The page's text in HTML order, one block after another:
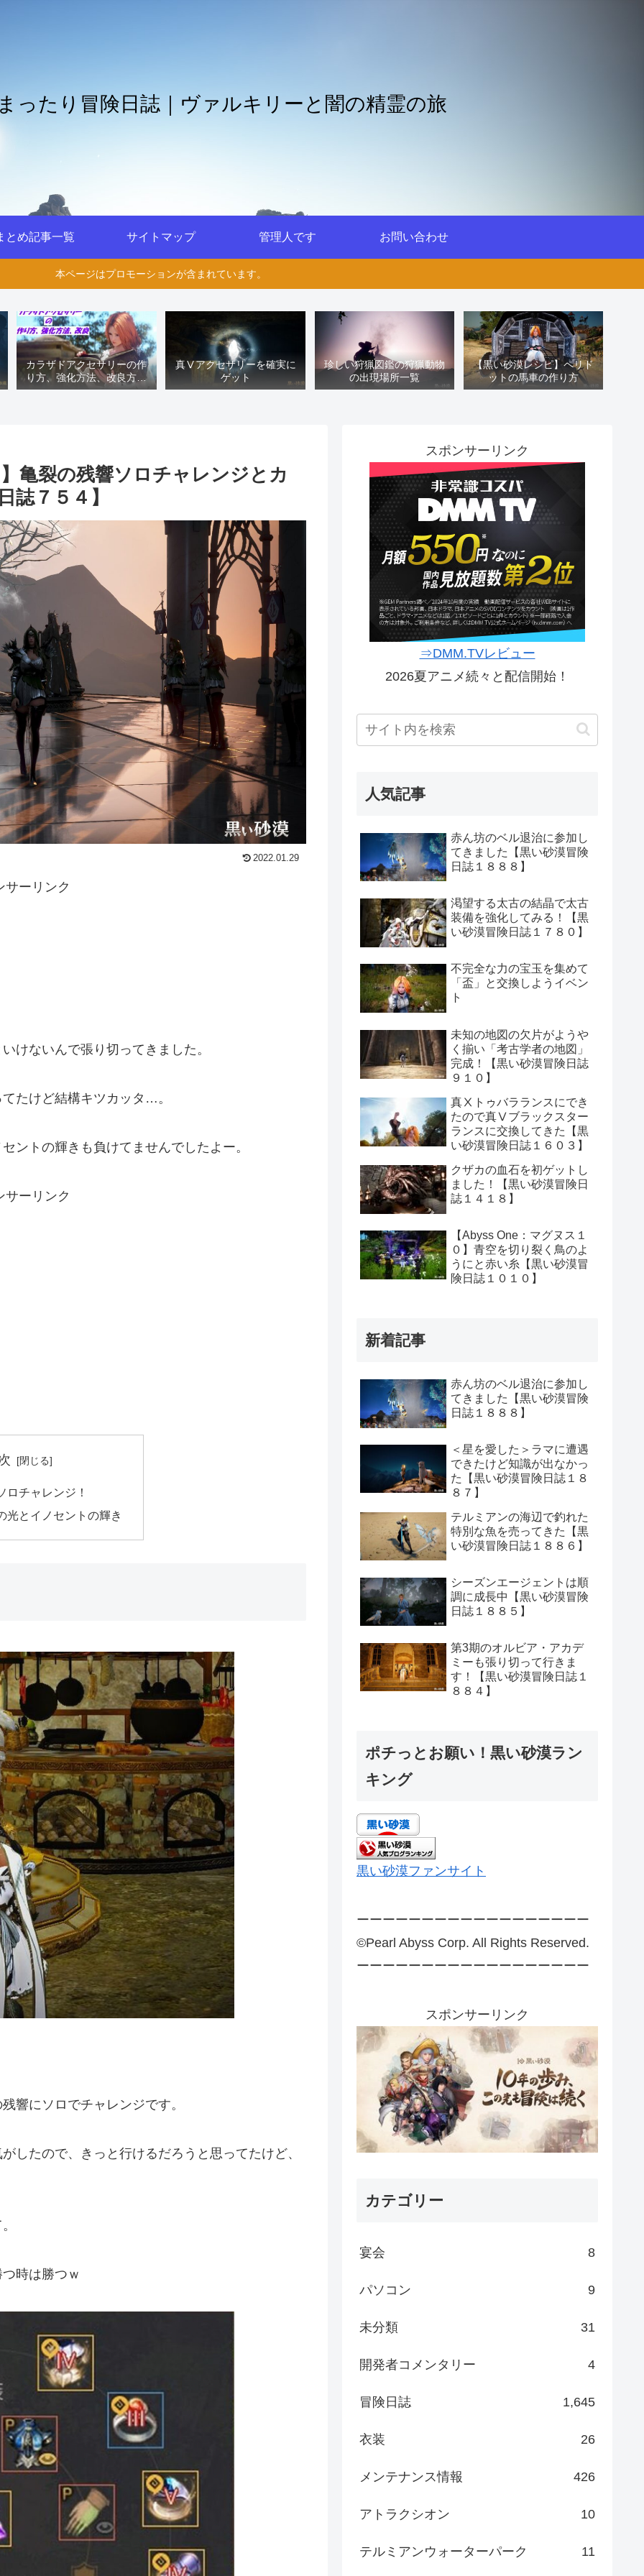
ったり冒険日誌｜ヴァルキリーと闇の精霊の旅
とめ記事一覧 サイトマップ 管理人です お問い合わせ
本ページはプロモーションが含まれています。
カラザドアクセサリーの作
り方、強化方法、改良方法
などまとめ【黒い砂漠冒険
真Ⅴアクセサリーを確実に
ゲット
珍しい狩猟図鑑の狩猟動物
の出現場所一覧
【黒い砂漠レシピ】ペリド
ットの馬車の作り方
亀裂の残響ソロチャレンジとカ
誌７５４】
2022.01.29
サーリンク
けないんで張り切ってきました。
たけど結構キツカッタ…。
ントの輝きも負けてませんでしたよー。
サーリンク
ロチャレンジ！
光とイノセントの輝き
響にソロでチャレンジです。
したので、きっと行けるだろうと思ってたけど、
時は勝つｗ
スポンサーリンク
⇒DMM.TVレビュー
2026夏アニメ続々と配信開始！
人気記事
赤ん坊のベル退治に参加し
てきました【黒い砂漠冒険
日誌１８８８】
渇望する太古の結晶で太古
装備を強化してみる！【黒
い砂漠冒険日誌１７８０】
不完全な力の宝玉を集めて
「盃」と交換しようイベン
ト
未知の地図の欠片がようや
く揃い「考古学者の地図」
完成！【黒い砂漠冒険日誌
９１０】
真Ⅹトゥバラランスにでき
たので真Ⅴブラックスター
ランスに交換してきた【黒
い砂漠冒険日誌１６０３】
クザカの血石を初ゲットし
ました！【黒い砂漠冒険日
誌１４１８】
【Abyss One：マグヌス１
０】青空を切り裂く鳥のよ
うにと赤い糸【黒い砂漠冒
険日誌１０１０】
新着記事
赤ん坊のベル退治に参加し
てきました【黒い砂漠冒険
日誌１８８８】
＜星を愛した＞ラマに遭遇
できたけど知識が出なかっ
た【黒い砂漠冒険日誌１８
８７】
テルミアンの海辺で釣れた
特別な魚を売ってきた【黒
い砂漠冒険日誌１８８６】
シーズンエージェントは順
調に成長中【黒い砂漠冒険
日誌１８８５】
第3期のオルビア・アカデ
ミーも張り切って行きま
す！【黒い砂漠冒険日誌１
８８４】
ポチっとお願い！黒い砂漠ラン
キング
黒い砂漠ファンサイト
ーーーーーーーーーーーーーーーーーー
©Pearl Abyss Corp. All Rights Reserved.
ーーーーーーーーーーーーーーーーーー
スポンサーリンク
カテゴリー
宴会 8
パソコン 9
未分類 31
開発者コメンタリー 4
冒険日誌 1,645
衣装 26
メンテナンス情報 426
アトラクシオン 10
テルミアンウォーターパーク 11